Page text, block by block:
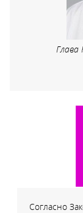
Глава
Согласно